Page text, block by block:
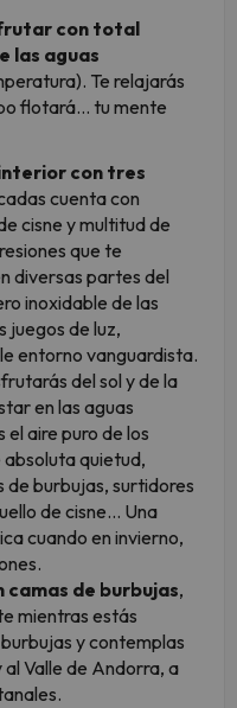
con total
las aguas
Te relajarás
flotará… tu mente
con tres
cuenta con
cisne y multitud de
que te
diversas partes del
inoxidable de las
juegos de luz,
entorno vanguardista.
del sol y de la
en las aguas
aire puro de los
absoluta quietud,
burbujas, surtidores
de cisne… Una
cuando en invierno,
de burbujas,
mientras estás
y contemplas
Valle de Andorra, a